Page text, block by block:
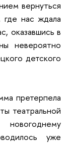
вернуться
нас ждала
оказавшись в
невероятно
детского
претерпела
театральной
уже